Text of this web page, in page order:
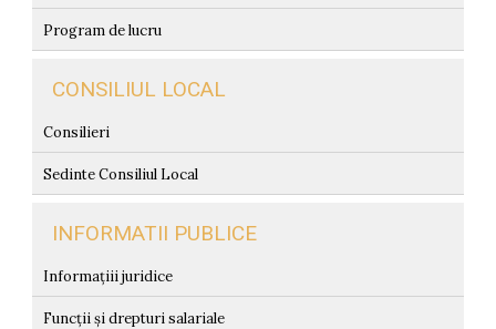
Program de lucru
CONSILIUL LOCAL
Consilieri
Sedinte Consiliul Local
INFORMATII PUBLICE
Informațiii juridice
Funcții și drepturi salariale